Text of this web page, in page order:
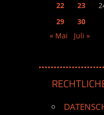
22
23
29
30
« Mai
Juli »